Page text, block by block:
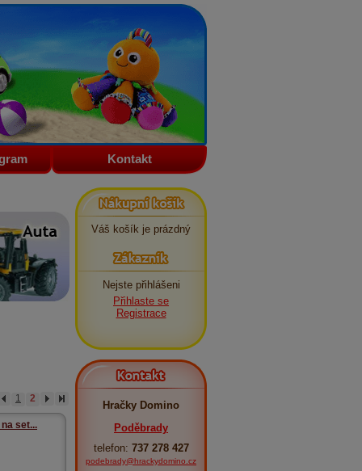
Kontakt
1 2
set...
Nákupní košík
Váš košík je prázdný
Zákazník
Nejste přihlášeni
Přihlaste se
Registrace
Kontakt
Hračky Domino
Poděbrady
telefon: 737 278 427
podebrady@hrackydomino.cz